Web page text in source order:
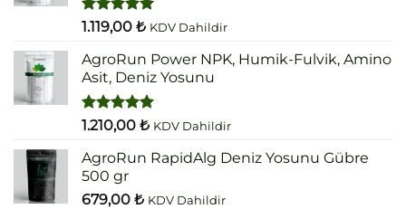
5 üzerinden
oy
aldı
1.119,00 ₺ KDV Dahildir
AgroRun Power NPK, Humik-Fulvik, Amino
Asit, Deniz Yosunu
5 üzerinden
oy
aldı
1.210,00 ₺ KDV Dahildir
AgroRun RapidAlg Deniz Yosunu Gübre
500 gr
679,00 ₺ KDV Dahildir